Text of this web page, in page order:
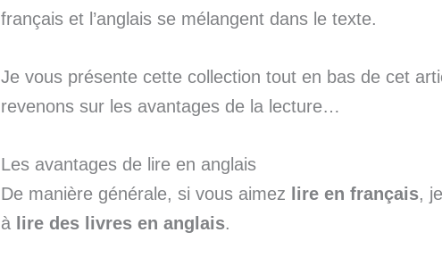
français et l’anglais se mélangent dans le texte.
Je vous présente cette collection tout en bas de cet
revenons sur les avantages de la lecture…
Les avantages de lire en anglais
De manière générale, si vous aimez
lire en français,
à lire des livres en anglais.